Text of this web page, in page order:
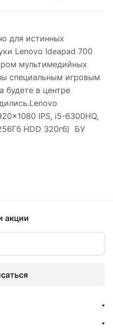
для истинных
Lenovo Ideapad 700
мультимедийных
специальным игровым
будете в центре
IPS, i5-6300HQ,
HDD 320гб) БУ
акции